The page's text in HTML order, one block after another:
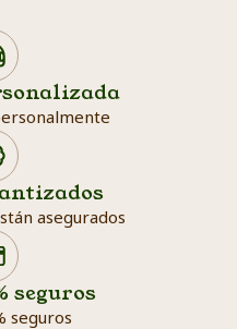
asegurados
seguros
seguros
products